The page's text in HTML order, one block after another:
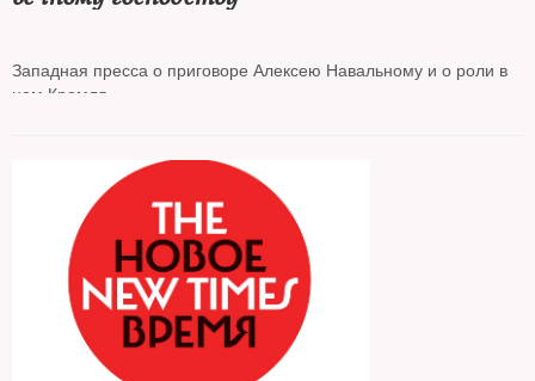
Западная пресса о приговоре Алексею Навальному и о роли в
нем Кремля